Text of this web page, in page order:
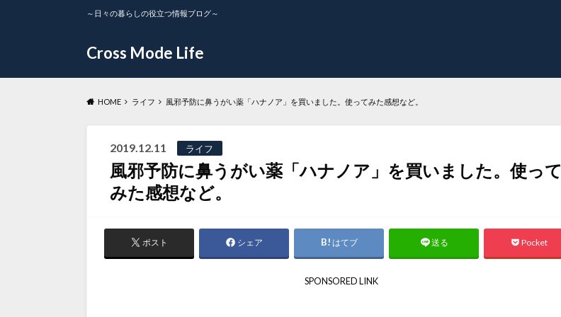
Cross Mode Life
～日々の暮らしの役立つ情報ブログ～
HOME ライフ 風邪予防に鼻うがい薬「ハナノア」を買いました。使ってみた感想など。
2019.12.11 ライフ
風邪予防に鼻うがい薬「ハナノア」を買いました。使って
みた感想など。
ポスト シェア はてブ 送る Pocket
SPONSORED LINK